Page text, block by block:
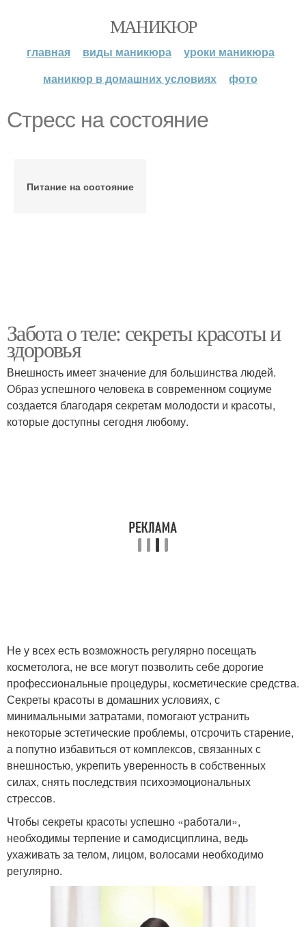
МАНИКЮР
главная виды маникюра
уроки маникюра
маникюр в домашних условиях
фото
Стресс на состояние
Питание на состояние
Забота о теле: секреты красоты и
здоровья
Внешность имеет значение для большинства людей.
Образ успешного человека в современном социуме
создается благодаря секретам молодости и красоты,
которые доступны сегодня любому.
Не у всех есть возможность регулярно посещать
косметолога, не все могут позволить себе дорогие
профессиональные процедуры, косметические средства.
Секреты красоты в домашних условиях, с
минимальными затратами, помогают устранить
некоторые эстетические проблемы, отсрочить старение,
а попутно избавиться от комплексов, связанных с
внешностью, укрепить уверенность в собственных
силах, снять последствия психоэмоциональных
стрессов.
Чтобы секреты красоты успешно «работали»,
необходимы терпение и самодисциплина, ведь
ухаживать за телом, лицом, волосами необходимо
регулярно.